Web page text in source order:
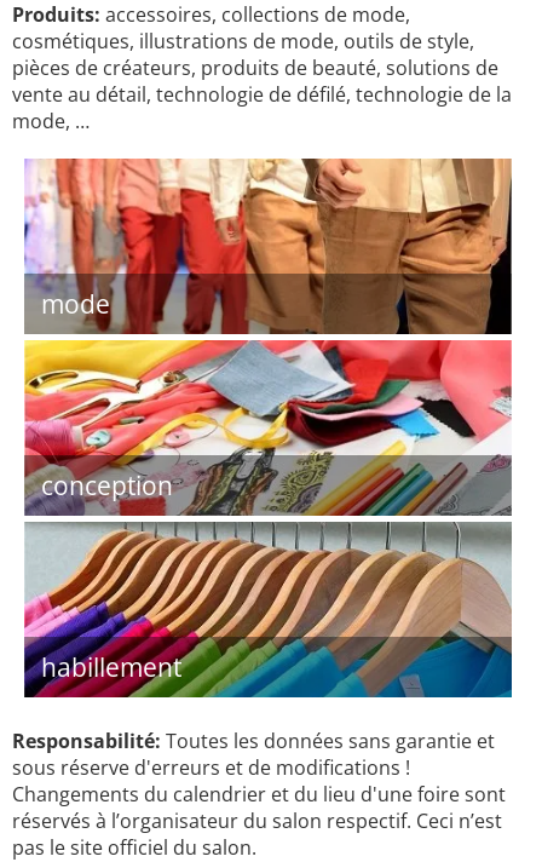
Produits: accessoires, collections de mode,
cosmétiques, illustrations de mode, outils de style,
pièces de créateurs, produits de beauté, solutions de
vente au détail, technologie de défilé, technologie de la
mode, …
mode
conception
habillement
Responsabilité: Toutes les données sans garantie et
sous réserve d'erreurs et de modifications !
Changements du calendrier et du lieu d'une foire sont
réservés à l’organisateur du salon respectif. Ceci n’est
pas le site officiel du salon.